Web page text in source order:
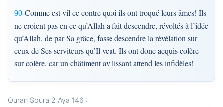
90-Comme est vil ce contre quoi ils ont troqué leurs âmes! Ils
ne croient pas en ce qu’Allah a fait descendre, révoltés à l’idée
qu’Allah, de par Sa grâce, fasse descendre la révélation sur
ceux de Ses serviteurs qu’Il veut. Ils ont donc acquis colère
sur colère, car un châtiment avilissant attend les infidèles!
Quran Soura 2 Aya 146 :